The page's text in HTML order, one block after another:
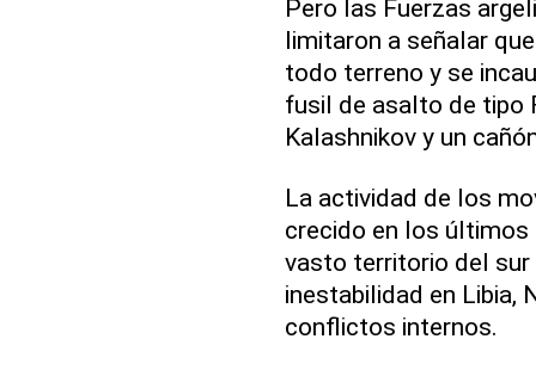
Pero las Fuerzas
limitaron a señalar
todo terreno y se
fusil de asalto de tipo
Kalashnikov y un
La actividad de los
crecido en los últimos
vasto territorio del sur
inestabilidad en Libia,
conflictos internos.